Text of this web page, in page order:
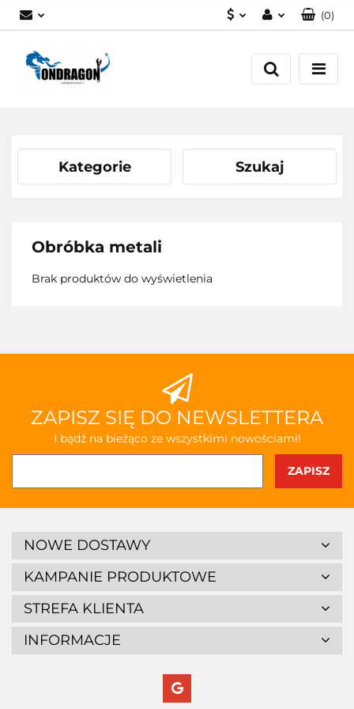
Zaloguj się
Załóż konto
(0)
Kategorie Szukaj
Obróbka metali
Brak produktów do wyświetlenia
ZAPISZ SIĘ DO NEWSLETTERA
I bądź na bieżąco ze wszystkimi nowościami!
NOWE DOSTAWY
KAMPANIE PRODUKTOWE
STREFA KLIENTA
INFORMACJE